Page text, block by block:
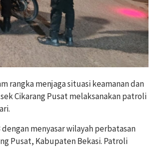
rangka menjaga situasi keamanan dan
Cikarang Pusat melaksanakan patroli
menyasar wilayah perbatasan
Pusat, Kabupaten Bekasi. Patroli